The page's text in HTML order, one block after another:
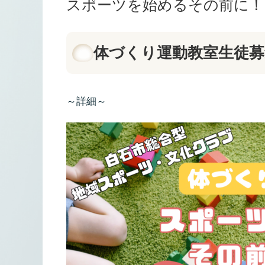
スポーツを始めるその前に
体づくり運動教室生徒
～詳細～